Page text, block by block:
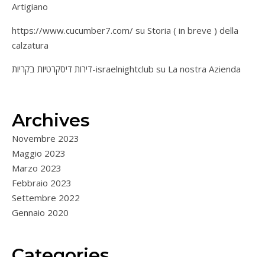
Artigiano
https://www.cucumber7.com/ su Storia ( in breve ) della
calzatura
דירות דיסקרטיות בקריות-israelnightclub su La nostra Azienda
Archives
Novembre 2023
Maggio 2023
Marzo 2023
Febbraio 2023
Settembre 2022
Gennaio 2020